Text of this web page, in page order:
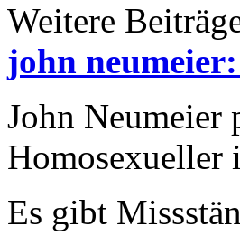
Weitere
john
John
Homosexueller
Es gibt